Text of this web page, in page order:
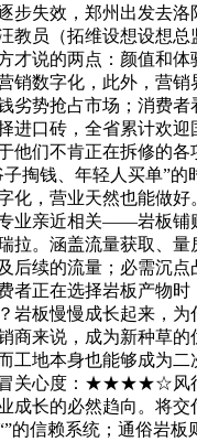
步失效，郑州出发去洛
教员（拓维设想设想
才说的两点：颜值和体
销数字化，此外，营销
劣势抢占市场；消费者
进口砖，全省累计欢迎
他们不肯正在拆修的各
掏钱、年轻人买单”的
化，营业天然也能做好
业亲近相关——岩板铺
拉。涵盖流量获取、量
后续的流量；必需沉
者正在选择岩板产物时
岩板慢慢成长起来，为
商来说，成为新种草的
工地本身也能够成为二
冒关心度：★★★★☆风
成长的必然趋向。将交
的信赖系统；通俗岩板